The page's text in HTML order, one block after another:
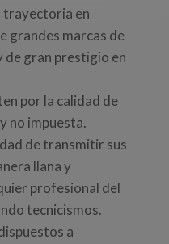
trayectoria en
grandes marcas de
de gran prestigio en
por la calidad de
no impuesta.
de transmitir sus
llana y
profesional del
tecnicismos.
a